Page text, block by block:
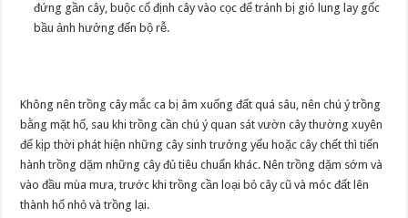
đứng gần cây, buộc cố định cây vào cọc để tránh bị gió lung lay gốc
bầu ảnh hưởng đến bộ rễ.
Không nên trồng cây mắc ca bị âm xuống đất quá sâu, nên chú ý trồng
bằng mặt hố, sau khi trồng cần chú ý quan sát vườn cây thường xuyên
để kịp thời phát hiện những cây sinh trưởng yếu hoặc cây chết thì tiến
hành trồng dặm những cây đủ tiêu chuẩn khác. Nên trồng dặm sớm và
vào đầu mùa mưa, trước khi trồng cần loại bỏ cây cũ và móc đất lên
thành hố nhỏ và trồng lại.